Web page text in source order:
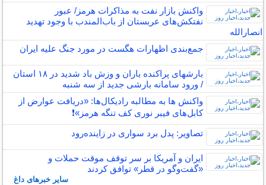
واکنش بازار نفت به مذاکرات هرمز/ عبور
نفتکش‌های عربستان از باب‌المندب با وجود تهدید
انصارالله
جمع‌بندی اظهارات هگست در مورد جنگ علیه ایران
بارشهای پراکنده باران و وزش باد شدید در ۱۸ استان
/ ورود سامانه بارشی جدید از سه شنبه
واکنش ها به مطالبه رادیکال‌ها: «دریافت عوارض از
کابل‌های فیبر نوری کف تنگه هرمز»❗️
تصاویر: پدل برد سواری در زاینده‌رود
ایران و آمریکا بر سر توقف موقت حملات و
«گفت‌وگو در قطر» توافق کردند
سایر خبرهای داغ